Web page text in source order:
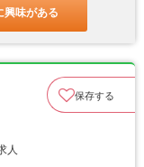
興味がある
保存する
人